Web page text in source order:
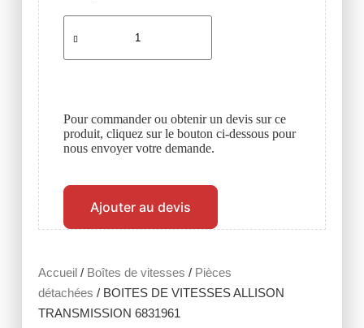
Accueil/ Boîtes de vitesses / Pièces
détachées / BOITES DE VITESSES ALLISON
TRANSMISSION 6831961
Pour commander ou obtenir un devis sur ce
produit, cliquez sur le bouton ci-dessous pour
nous envoyer votre demande.
Ajouter au devis